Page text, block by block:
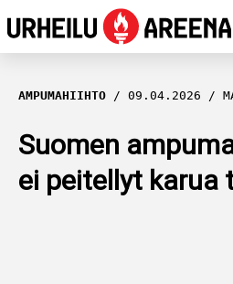
OLYMPIALAISET
MAASTOHIIHTO
AMPUMAHIIHTO
AMPUMAHIIHTO 09.04.2026
Suomen
ei peitellyt karua